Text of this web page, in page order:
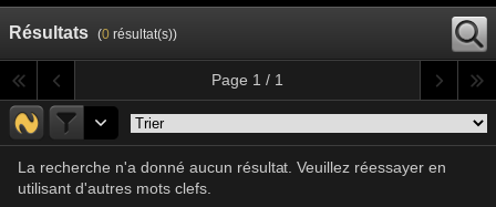
Résultats (0résultat(s))
Page 1 / 1
La recherche n'a donné aucun résultat. Veuillez réessayer en
utilisant d'autres mots clefs.